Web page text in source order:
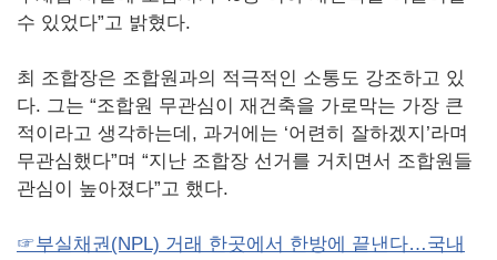
수 있었다”고 밝혔다.
최 조합장은 조합원과의 적극적인 소통도 강조하고 있
다. 그는 “조합원 무관심이 재건축을 가로막는 가장 큰
적이라고 생각하는데, 과거에는 ‘어련히 잘하겠지’라며
무관심했다”며 “지난 조합장 선거를 거치면서 조합원들
관심이 높아졌다”고 했다.
☞부실채권(NPL) 거래 한곳에서 한방에 끝낸다…국내